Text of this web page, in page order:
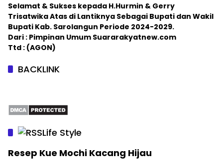
Selamat & Sukses kepada H.Hurmin & Gerry
Trisatwika Atas di Lantiknya Sebagai Bupati dan Wakil
Bupati Kab. Sarolangun Periode 2024-2029.
Dari : Pimpinan Umum Suararakyatnew.com
Ttd : (AGON)
BACKLINK
Life Style
Resep Kue Mochi Kacang Hijau